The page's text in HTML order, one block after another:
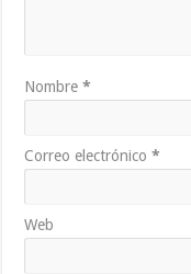
Nombre*
Correo electrónico*
Web